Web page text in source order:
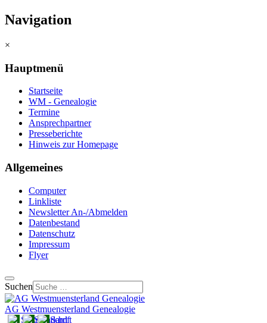
Navigation
×
Hauptmenü
Startseite
WM - Genealogie
Termine
Ansprechpartner
Presseberichte
Hinweis zur Homepage
Allgemeines
Computer
Linkliste
Newsletter An-/Abmelden
Datenbestand
Datenschutz
Impressum
Flyer
Suchen
AG Westmuensterland Genealogie